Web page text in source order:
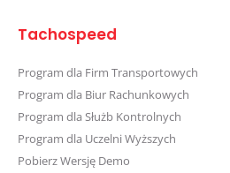
Tachospeed
Program dla Firm Transportowych
Program dla Biur Rachunkowych
Program dla Służb Kontrolnych
Program dla Uczelni Wyższych
Pobierz Wersję Demo